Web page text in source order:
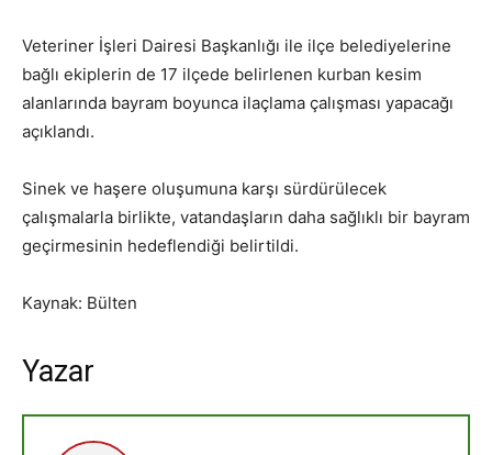
Veteriner İşleri Dairesi Başkanlığı ile ilçe belediyelerine
bağlı ekiplerin de 17 ilçede belirlenen kurban kesim
alanlarında bayram boyunca ilaçlama çalışması yapacağı
açıklandı.
Sinek ve haşere oluşumuna karşı sürdürülecek
çalışmalarla birlikte, vatandaşların daha sağlıklı bir bayram
geçirmesinin hedeflendiği belirtildi.
Kaynak: Bülten
Yazar